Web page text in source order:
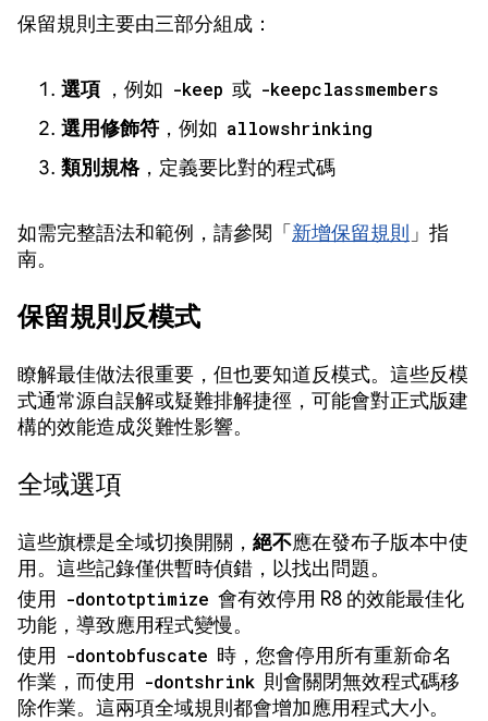
保留規則主要由三部分組成：
選項 ，例如 -keep 或 -keepclassmembers
選用修飾符 ，例如 allowshrinking
類別規格，定義要比對的程式碼
如需完整語法和範例，請參閱「 新增保留規則 」指
南。
保留規則反模式
瞭解最佳做法很重要，但也要知道反模式。這些反模
式通常源自誤解或疑難排解捷徑，可能會對正式版建
構的效能造成災難性影響。
全域選項
這些旗標是全域切換開關， 絕不應在發布子版本中使
用。這些記錄僅供暫時偵錯，以找出問題。
使用
-dontotptimize 會有效停用 R8 的效能最佳化
功能，導致應用程式變慢。
使用
-dontobfuscate 時，您會停用所有重新命名
作業，而使用
-dontshrink 則會關閉無效程式碼移
除作業。這兩項全域規則都會增加應用程式大小。